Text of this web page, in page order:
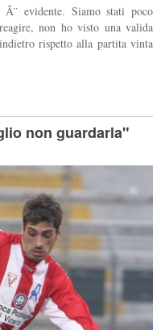
evidente. Siamo stati poco
non ho visto una valida
rispetto alla partita vinta
non guardarla"